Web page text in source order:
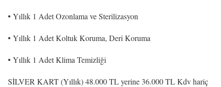
• Yıllık 1 Adet Ozonlama ve Sterilizasyon
• Yıllık 1 Adet Koltuk Koruma, Deri Koruma
• Yıllık 1 Adet Klima Temizliği
SİLVER KART (Yıllık) 48.000 TL yerine 36.000 TL Kdv hariç